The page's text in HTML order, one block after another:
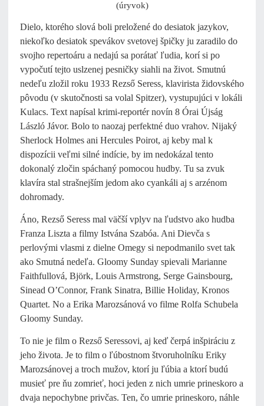
(úryvok)
Dielo, ktorého slová boli preložené do desiatok jazykov,
niekoľko desiatok spevákov svetovej špičky ju zaradilo do
svojho repertoáru a nedajú sa porátať ľudia, korí si po
vypočutí tejto uslzenej pesničky siahli na život. Smutnú
nedeľu zložil roku 1933 Rezső Seress, klavirista židovského
pôvodu (v skutočnosti sa volal Spitzer), vystupujúci v lokáli
Kulacs. Text napísal krimi-reportér novín 8 Órai Újság
László Jávor. Bolo to naozaj perfektné duo vrahov. Nijaký
Sherlock Holmes ani Hercules Poirot, aj keby mal k
dispozícii veľmi silné indície, by im nedokázal tento
dokonalý zločin spáchaný pomocou hudby. Tu sa zvuk
klavíra stal strašnejším jedom ako cyankáli aj s arzénom
dohromady.
Áno, Rezső Seress mal väčší vplyv na ľudstvo ako hudba
Franza Liszta a filmy Istvána Szabóa. Ani Dievča s
perlovými vlasmi z dielne Omegy si nepodmanilo svet tak
ako Smutná nedeľa. Gloomy Sunday spievali Marianne
Faithfullová, Björk, Louis Armstrong, Serge Gainsbourg,
Sinead O’Connor, Frank Sinatra, Billie Holiday, Kronos
Quartet. No a Erika Marozsánová vo filme Rolfa Schubela
Gloomy Sunday.
To nie je film o Rezső Seressovi, aj keď čerpá inšpiráciu z
jeho života. Je to film o ľúbostnom štvoruholníku Eriky
Marozsánovej a troch mužov, ktorí ju ľúbia a ktorí budú
musieť pre ňu zomrieť, hoci jeden z nich umrie prineskoro a
dvaja nepochybne privčas. Ten, čo umrie prineskoro, náhle